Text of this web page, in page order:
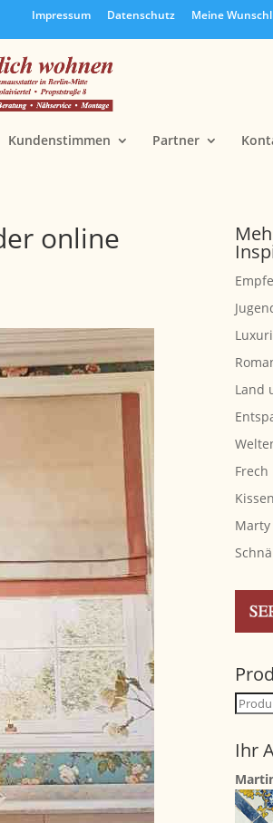
Impressum Datenschutz Meine
Kundenstimmen Partner
online
Land
Suche
Ihr